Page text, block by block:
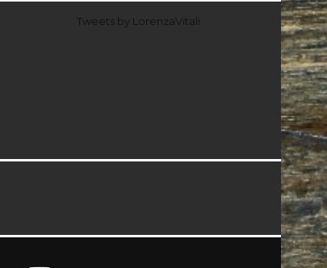
Tweets by LorenzaVitali